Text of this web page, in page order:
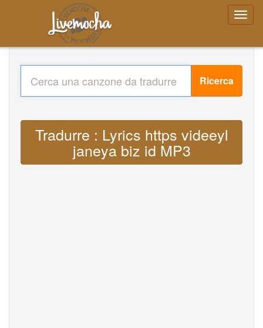
Ricerca
Tradurre : Lyrics https videeyl
janeya biz id MP3